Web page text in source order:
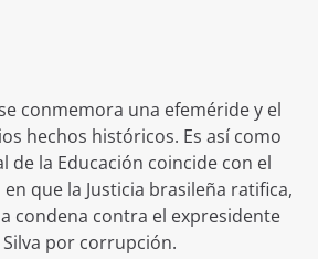
conmemora una efeméride y el
hechos históricos. Es así como
de la Educación coincide con el
que la Justicia brasileña ratifica,
condena contra el expresidente
por corrupción.